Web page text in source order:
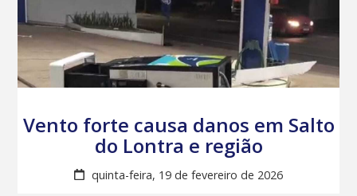
Vento forte causa danos em Salto
do Lontra e região
quinta-feira, 19 de fevereiro de 2026